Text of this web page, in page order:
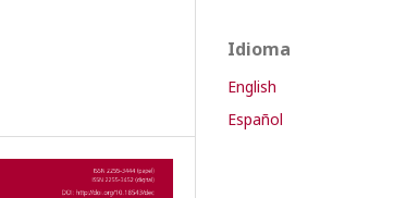
Idioma
English
Español